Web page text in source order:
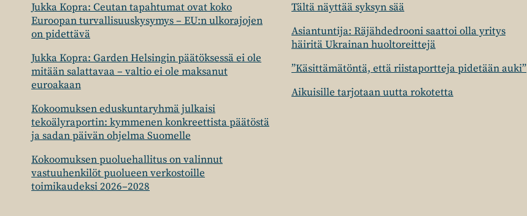
Jukka Kopra: Ceutan tapahtumat ovat koko
Euroopan turvallisuuskysymys – EU:n ulkorajojen
on pidettävä
Jukka Kopra: Garden Helsingin päätöksessä ei ole
mitään salattavaa – valtio ei ole maksanut
euroakaan
Kokoomuksen eduskuntaryhmä julkaisi
tekoälyraportin: kymmenen konkreettista päätöstä
ja sadan päivän ohjelma Suomelle
Kokoomuksen puoluehallitus on valinnut
vastuuhenkilöt puolueen verkostoille
toimikaudeksi 2026–2028
Tältä näyttää syksyn sää
Asiantuntija: Räjähdedrooni saattoi olla yritys
häiritä Ukrainan huoltoreittejä
”Käsittämätöntä, että riistaportteja pidetään auki”
Aikuisille tarjotaan uutta rokotetta